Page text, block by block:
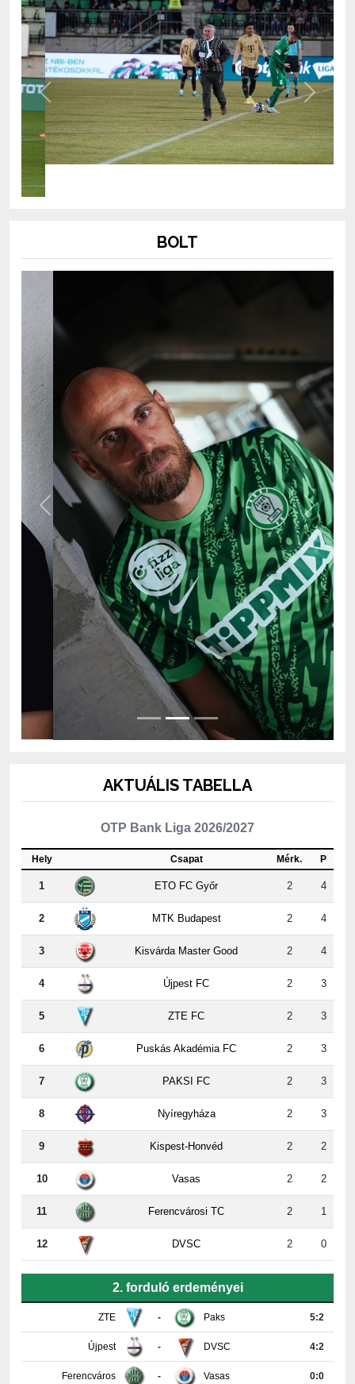
Previous Next
Previous Next
OTP Bank Liga 2026/2027
Csapat
1 ETO FC Győr 2 4
2 MTK Budapest 2 4
3 Kisvárda Master Good 2 4
4 Újpest FC 2 3
5 ZTE FC 2 3
6 Puskás Akadémia FC 2 3
7 PAKSI FC 2 3
8 Nyíregyháza 2 3
9 Kispest-Honvéd 2 2
10 Vasas 2 2
11 Ferencvárosi TC 2 1
12 DVSC 2 0
ZTE - Paks
Újpest DVSC 4:2
Ferencváros Vasas 0:0
Győr Nyíregyháza 4:0